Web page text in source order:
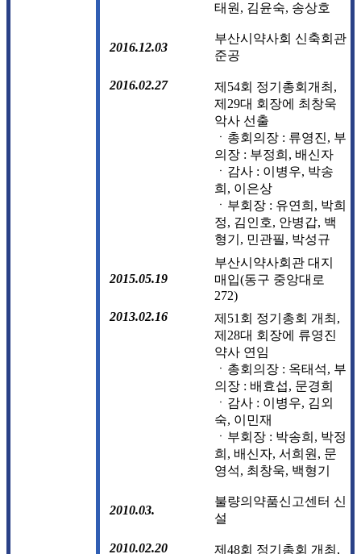
태원, 김윤숙, 송상호
2016.12.03
부산시약사회 신축회관
준공
2016.02.27
제54회 정기총회개최,
제29대 회장에 최창욱
악사 선출
ㆍ총회의장 : 류영진, 부
의장 : 부정희, 배신자
ㆍ감사 : 이병우, 박송
희, 이은상
ㆍ부회장 : 유연희, 박희
정, 김인호, 안병갑, 백
형기, 민관필, 박성규
2015.05.19
부산시약사회관 대지
매입(동구 중앙대로
272)
2013.02.16
제51회 정기총회 개최,
제28대 회장에 류영진
약사 연임
ㆍ총회의장 : 옥태석, 부
의장 : 배효섭, 문경희
ㆍ감사 : 이병우, 김외
숙, 이민재
ㆍ부회장 : 박송희, 박정
희, 배신자, 서희원, 문
영석, 최창욱, 백형기
2010.03.
불량의약품신고센터 신
설
2010.02.20 제48회 정기총회 개최,